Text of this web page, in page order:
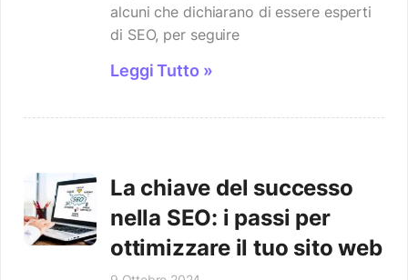
alcuni che dichiarano di essere esperti
di SEO, per seguire
Leggi Tutto »
La chiave del successo
nella SEO: i passi per
ottimizzare il tuo sito web